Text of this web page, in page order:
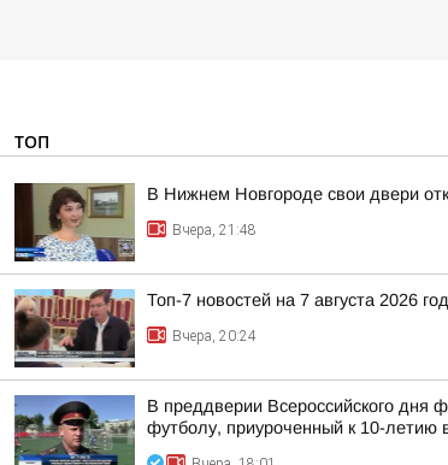
ТОП
В Нижнем Новгороде свои двери
Вчера, 21:48
Топ-7 новостей на 7 августа 2026
Вчера, 20:24
В преддверии Всероссийского дня
футболу, приуроченный к 10-летию